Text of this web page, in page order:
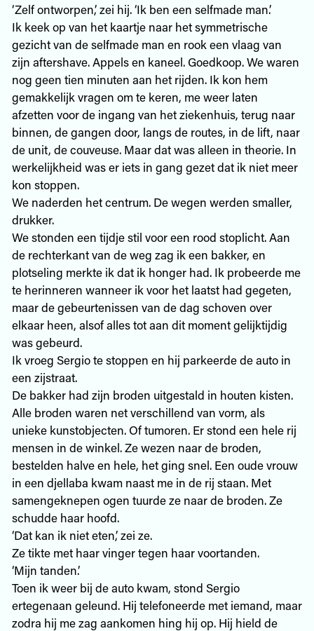
‘Zelf ontworpen,’ zei hij. ‘Ik ben een selfmade man.’
Ik keek op van het kaartje naar het symmetrische
gezicht van de selfmade man en rook een vlaag van
zijn aftershave. Appels en kaneel. Goedkoop. We waren
nog geen tien minuten aan het rijden. Ik kon hem
gemakkelijk vragen om te keren, me weer laten
afzetten voor de ingang van het ziekenhuis, terug naar
binnen, de gangen door, langs de routes, in de lift, naar
de unit, de couveuse. Maar dat was alleen in theorie. In
werkelijkheid was er iets in gang gezet dat ik niet meer
kon stoppen.
We naderden het centrum. De wegen werden smaller,
drukker.
We stonden een tijdje stil voor een rood stoplicht. Aan
de rechterkant van de weg zag ik een bakker, en
plotseling merkte ik dat ik honger had. Ik probeerde me
te herinneren wanneer ik voor het laatst had gegeten,
maar de gebeurtenissen van de dag schoven over
elkaar heen, alsof alles tot aan dit moment gelijktijdig
was gebeurd.
Ik vroeg Sergio te stoppen en hij parkeerde de auto in
een zijstraat.
De bakker had zijn broden uitgestald in houten kisten.
Alle broden waren net verschillend van vorm, als
unieke kunstobjecten. Of tumoren. Er stond een hele rij
mensen in de winkel. Ze wezen naar de broden,
bestelden halve en hele, het ging snel. Een oude vrouw
in een djellaba kwam naast me in de rij staan. Met
samengeknepen ogen tuurde ze naar de broden. Ze
schudde haar hoofd.
‘Dat kan ik niet eten,’ zei ze.
Ze tikte met haar vinger tegen haar voortanden.
‘Mijn tanden.’
Toen ik weer bij de auto kwam, stond Sergio
ertegenaan geleund. Hij telefoneerde met iemand, maar
zodra hij me zag aankomen hing hij op. Hij hield de